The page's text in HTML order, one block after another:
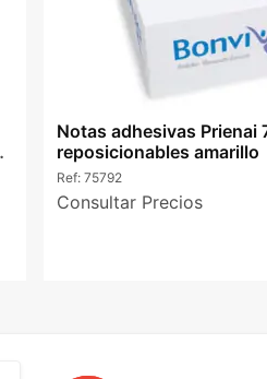
Notas adhesivas Prienai
reposicionables amarillo
Ref: 75792
Consultar Precios